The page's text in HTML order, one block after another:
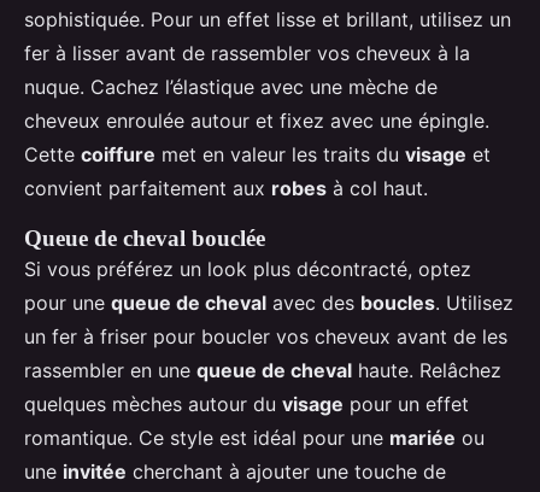
sophistiquée. Pour un effet lisse et brillant, utilisez un
fer à lisser avant de rassembler vos cheveux à la
nuque. Cachez l’élastique avec une mèche de
cheveux enroulée autour et fixez avec une épingle.
Cette coiffure met en valeur les traits du visage et
convient parfaitement aux robes à col haut.
Queue de cheval bouclée
Si vous préférez un look plus décontracté, optez
pour une queue de cheval avec des boucles. Utilisez
un fer à friser pour boucler vos cheveux avant de les
rassembler en une queue de cheval haute. Relâchez
quelques mèches autour du visage pour un effet
romantique. Ce style est idéal pour une mariée ou
une invitée cherchant à ajouter une touche de